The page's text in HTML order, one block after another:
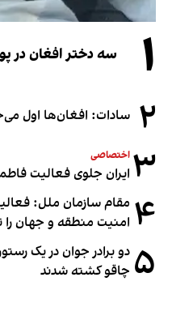
۱ سه دختر افغان در
۲ سادات: افغان‌ها اول
۳ اختصاصی
ایران جلوی فعالیت
۴ مقام سازمان ملل:
امنیت منطقه و جهان را
۵ دو برادر جوان در یک
چاقو کشته شدند